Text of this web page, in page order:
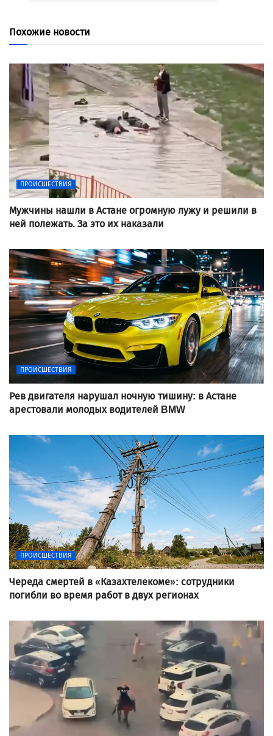
Похожие новости
ПРОИСШЕСТВИЯ
Мужчины нашли в Астане огромную лужу и решили в
ней полежать. За это их наказали
ПРОИСШЕСТВИЯ
Рев двигателя нарушал ночную тишину: в Астане
арестовали молодых водителей BMW
ПРОИСШЕСТВИЯ
Череда смертей в «Казахтелекоме»: сотрудники
погибли во время работ в двух регионах